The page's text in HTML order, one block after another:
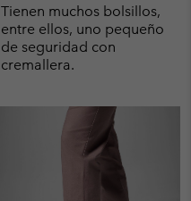
Tienen muchos bolsillos,
entre ellos, uno pequeño
de seguridad con
cremallera.